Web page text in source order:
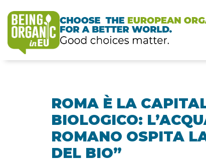
ROMA È LA
BIOLOGICO:
ROMANO OSPITA
DEL BIO”